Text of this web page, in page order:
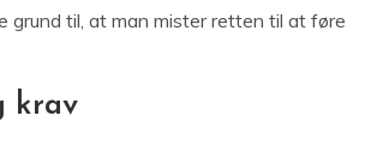
grund til, at man mister retten til at føre
krav